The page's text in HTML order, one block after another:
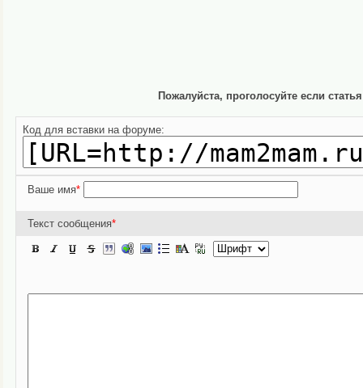
Пожалуйста, проголосуйте если
Код для вставки на форуме:
Ваше имя*
Текст сообщения*